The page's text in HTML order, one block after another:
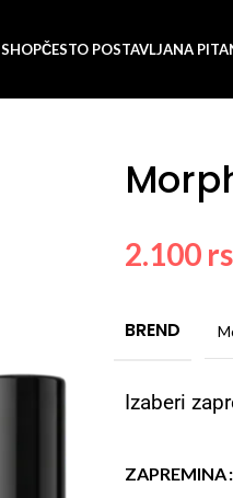
SHOPČESTO POSTAVLJANA
2.100
BREND
Izaberi
ZAPREMINA